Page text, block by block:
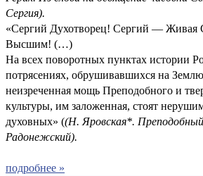
Сергия).
«Сергий Духотворец! Сергий — Живая
Высшим! (…)
На всех поворотных пунктах истории
потрясениях, обрушивавшихся на
неизреченная мощь Преподобного и
культуры, им заложенная, стоят
духовных» ((Н. Яровская*.
Радонежский).
подробнее »